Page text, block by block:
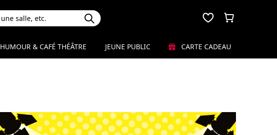
HUMOUR & CAFÉ THÉÂTRE JEUNE PUBLIC CARTE CADEAU